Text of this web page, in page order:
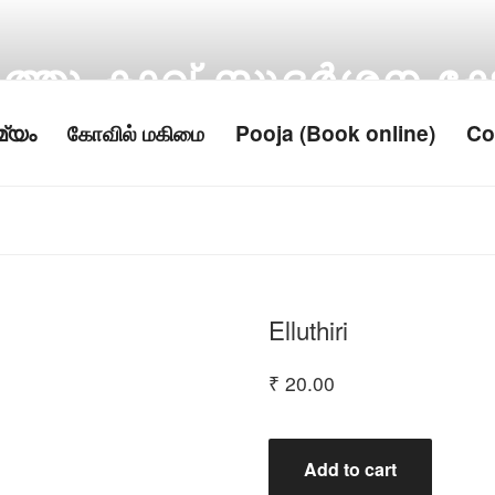
കാവ് സുദര്‍ശന
கோவில் மகிமை Pooja (Book online)
Elluthiri
₹ 20.00
quantity
Add to cart